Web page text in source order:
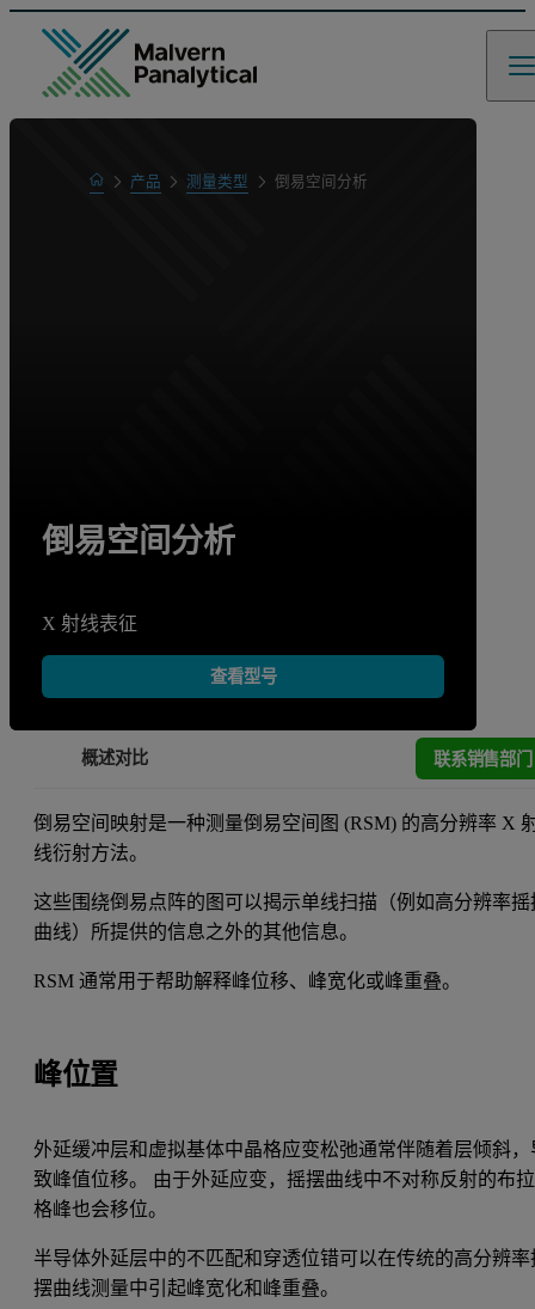
Home产品 测量类型 倒易空间分析
倒易空间分析
X 射线表征
查看型号
概述对比 联系销售部门
倒易空间映射是一种测量倒易空间图 (RSM) 的高分辨率 X
线衍射方法。
这些围绕倒易点阵的图可以揭示单线扫描（例如高分辨率摇
曲线）所提供的信息之外的其他信息。
RSM 通常用于帮助解释峰位移、峰宽化或峰重叠。
峰位置
外延缓冲层和虚拟基体中晶格应变松弛通常伴随着层倾斜，
致峰值位移。 由于外延应变，摇摆曲线中不对称反射的布拉
格峰也会移位。
半导体外延层中的不匹配和穿透位错可以在传统的高分辨率
摆曲线测量中引起峰宽化和峰重叠。